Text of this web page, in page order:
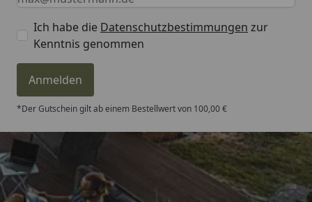
Ich habe die Datenschutzbestimmungen zur
Kenntnis genommen
Anmelden
*Der Gutschein gilt ab einem Bestellwert von 100,00 €
Trusted Shops